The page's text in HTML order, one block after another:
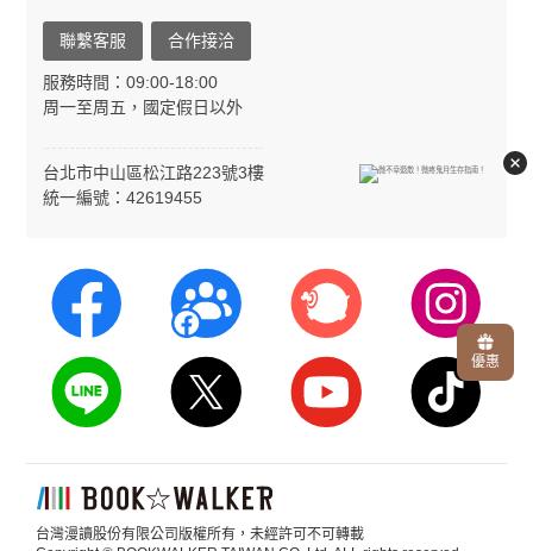
優惠
聯繫客服 合作接洽
服務時間：09:00-18:00
周一至周五，國定假日以外
台北市中山區松江路223號3樓
統一編號：42619455
台灣漫讀股份有限公司版權所有，未經許可不可轉載